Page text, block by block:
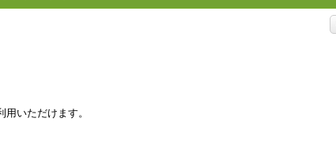
いただけます。